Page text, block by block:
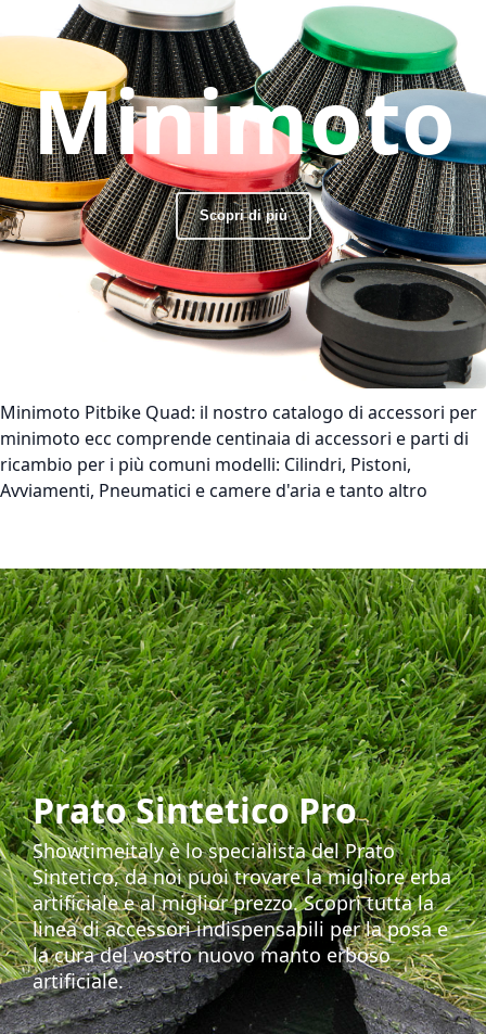
Minimoto
Scopri di più
Minimoto Pitbike Quad: il nostro catalogo di accessori per
minimoto ecc comprende centinaia di accessori e parti di
ricambio per i più comuni modelli: Cilindri, Pistoni,
Avviamenti, Pneumatici e camere d'aria e tanto altro
Prato Sintetico Pro
Showtimeitaly è lo specialista del Prato
Sintetico, da noi puoi trovare la migliore erba
artificiale e al miglior prezzo. Scopri tutta la
linea di accessori indispensabili per la posa e
la cura del vostro nuovo manto erboso
artificiale.